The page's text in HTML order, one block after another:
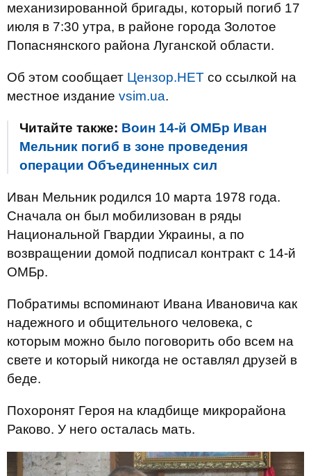
механизированной бригады, который погиб 17
июля в 7:30 утра, в районе города Золотое
Попаснянского района Луганской области.
Об этом сообщает Цензор.НЕТ со ссылкой на
местное издание vsim.ua.
Читайте также: Воин 14-й ОМБр Иван
Мельник погиб в зоне проведения
операции Объединенных сил
Иван Мельник родился 10 марта 1978 года.
Сначала он был мобилизован в ряды
Национальной Гвардии Украины, а по
возвращении домой подписал контракт с 14-й
ОМБр.
Побратимы вспоминают Ивана Ивановича как
надежного и общительного человека, с
которым можно было поговорить обо всем на
свете и который никогда не оставлял друзей в
беде.
Похоронят Героя на кладбище микрорайона
Раково. У него осталась мать.